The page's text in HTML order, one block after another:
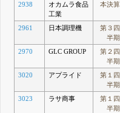
2938
オカムラ食品
工業
本決算
2961 日本調理機
第３四
半期
2970 GLC GROUP
第２四
半期
3020 アプライド
第１四
半期
3023 ラサ商事
第１四
半期